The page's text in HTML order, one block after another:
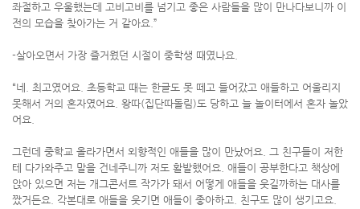
좌절하고 우울했는데 고비고비를 넘기고 좋은 사람들을 많이 만나다보니까 이
전의 모습을 찾아가는 거 같아요.”
-살아오면서 가장 즐거웠던 시절이 중학생 때였나요.
“네. 최고였어요. 초등학교 때는 한글도 못 떼고 들어갔고 애들하고 어울리지
못해서 거의 혼자였어요. 왕따(집단따돌림)도 당하고 늘 놀이터에서 혼자 놀았
어요.
그런데 중학교 올라가면서 외향적인 애들을 많이 만났어요. 그 친구들이 저한
테 다가와주고 말을 건네주니까 저도 활발했어요. 애들이 공부한다고 책상에
앉아 있으면 저는 개그콘서트 작가가 돼서 어떻게 애들을 웃길까하는 대사를
짰거든요. 각본대로 애들을 웃기면 애들이 좋아하고. 친구도 많이 생기고요.